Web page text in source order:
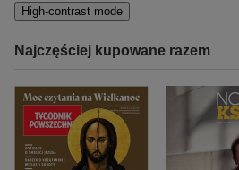
High-contrast mode
Najczęściej kupowane razem